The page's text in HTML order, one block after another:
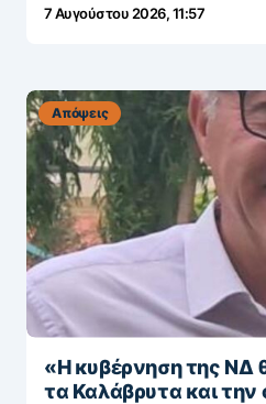
7 Αυγούστου 2026, 11:57
Απόψεις
«Η κυβέρνηση της ΝΔ
τα Καλάβρυτα και την